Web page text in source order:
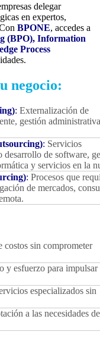
delegar
en expertos,
BPONE, accedes a
(BPO), Information
Process
negocio:
: Externalización de
gestión
: Servicios
desarrollo de software,
y servicios en la
: Procesos que
de mercados,
costos sin comprometer
y esfuerzo para impulsar
especializados sin
a las necesidades de